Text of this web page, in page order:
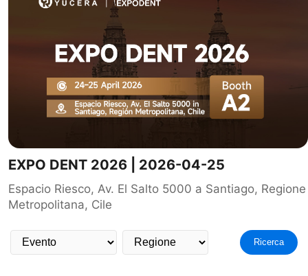
EXPO DENT 2026 | 2026-04-25
Espacio Riesco, Av. El Salto 5000 a Santiago, Regione
Metropolitana, Cile
Ricerca